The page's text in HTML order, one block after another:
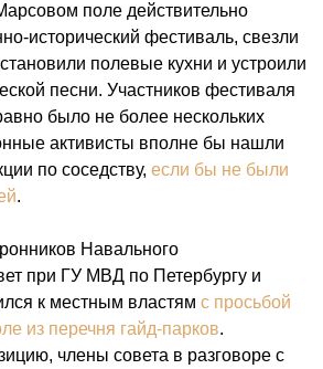
поле действительно
исторический фестиваль, свезли
полевые кухни и устроили
песни. Участников фестиваля
было не более нескольких
активисты вполне бы нашли
по соседству, если бы не были
.
Навального
при ГУ МВД по Петербургу и
к местным властям с просьбой
из перечня гайд-парков.
члены совета в разговоре с